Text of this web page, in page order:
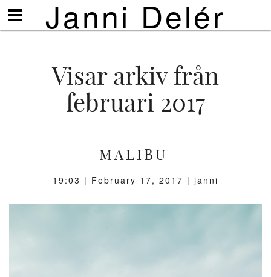
Janni Delér
Visa/göm
meny
Visar arkiv från
februari 2017
MALIBU
19:03 | February 17, 2017 | janni